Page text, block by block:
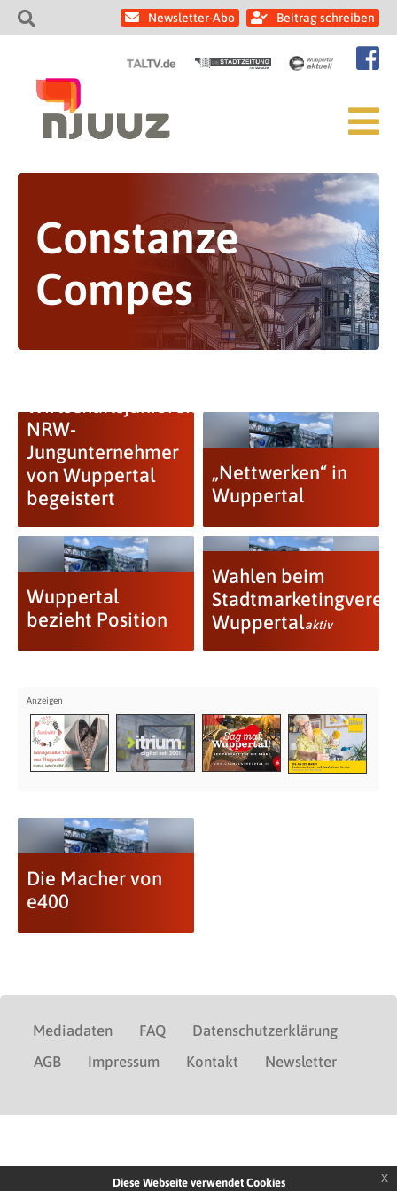
Newsletter-Abo Beitrag schreiben
Constanze
Compes
NRW-
Jungunternehmer
von Wuppertal
begeistert
„Nettwerken“ in
Wuppertal
Wuppertal
bezieht Position
Wahlen beim
Wuppertalaktiv
Die Macher von
e400
Mediadaten FAQ
Datenschutzerklärung
AGB
Impressum Kontakt Newsletter
Diese Webseite verwendet Cookies x